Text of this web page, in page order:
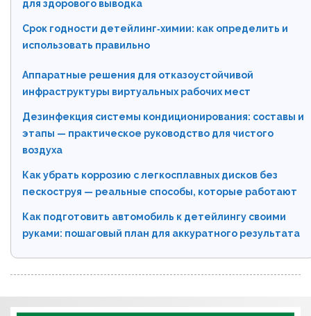
для здорового выводка
Срок годности детейлинг‑химии: как определить и
использовать правильно
Аппаратные решения для отказоустойчивой
инфраструктуры виртуальных рабочих мест
Дезинфекция системы кондиционирования: составы и
этапы — практическое руководство для чистого
воздуха
Как убрать коррозию с легкосплавных дисков без
пескоструя — реальные способы, которые работают
Как подготовить автомобиль к детейлингу своими
руками: пошаговый план для аккуратного результата